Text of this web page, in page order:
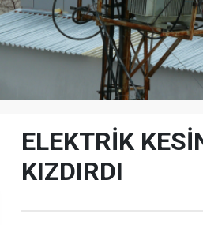
ELEKTRİK
KIZDIRDI